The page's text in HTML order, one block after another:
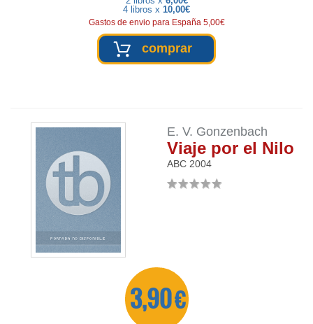
4 libros x 10,00€
Gastos de envio para España 5,00€
comprar
E. V. Gonzenbach
Viaje por el Nilo
ABC 2004
3,90 €